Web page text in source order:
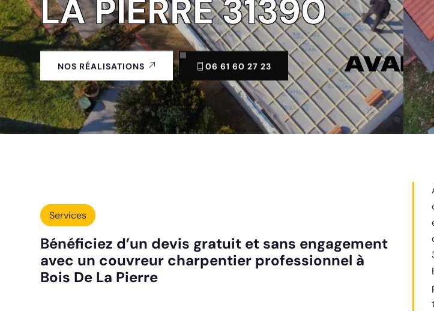
LA PIERRE 31390
NOS RÉALISATIONS 06 61 60 27 23
Services
Bénéficiez d’un devis gratuit et sans engagement
avec un couvreur charpentier professionnel à
Bois De La Pierre